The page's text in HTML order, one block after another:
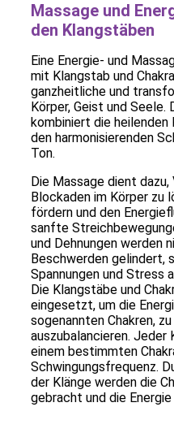
Massage und
den Klangstäben
Eine Energie- und
mit Klangstab und
ganzheitliche und
Körper, Geist und Seele.
kombiniert die
den harmonisierenden
Ton.
Die Massage dient dazu,
Blockaden im Körper zu
fördern und den
sanfte
und Dehnungen werden
Beschwerden gelindert,
Spannungen und Stress
Die Klangstäbe und
eingesetzt, um die
sogenannten Chakren,
auszubalancieren. Jeder
einem bestimmten
Schwingungsfrequenz.
der Klänge werden die
gebracht und die